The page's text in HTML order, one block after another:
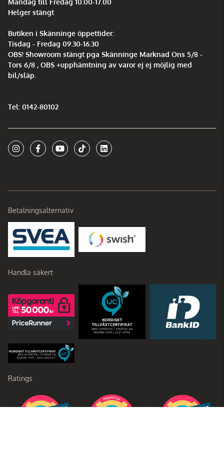
Måndag till Fredag 10.00-17.00
Helger stängt
Butiken i Skänninge öppettider:
Tisdag - Fredag 09.30-16.30
OBS! Showroom stängt pga Skänninge Marknad Ons 5/8 -
Tors 6/8 , OBS +upphämtning av varor ej ej möjlig med
bil/släp.
Tel: 0142-80102
Betalningsalternativ
Handla säkert
Ratings